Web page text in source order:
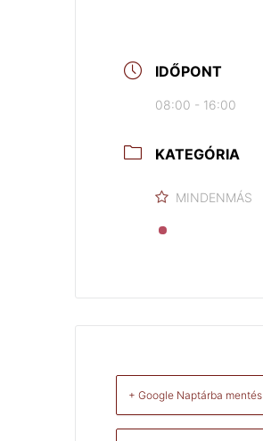
IDŐPONT
08:00 - 16:00
KATEGÓRIA
MINDENMÁS
+ Google Naptárba mentés